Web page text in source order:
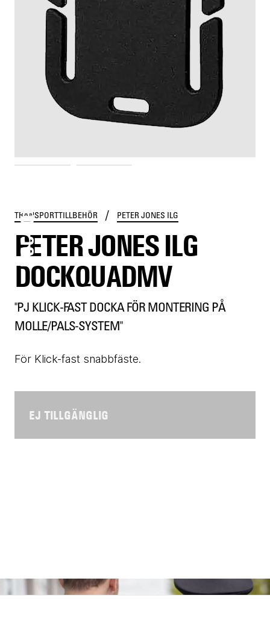
TRANSPORTTILLBEHÖR / PETER JONES ILG
PETER JONES ILG
DOCKQUADMV
"PJ KLICK-FAST DOCKA FÖR MONTERING PÅ
MOLLE/PALS-SYSTEM"
För Klick-fast snabbfäste.
EJ TILLGÄNGLIG
DOCKQUADMV